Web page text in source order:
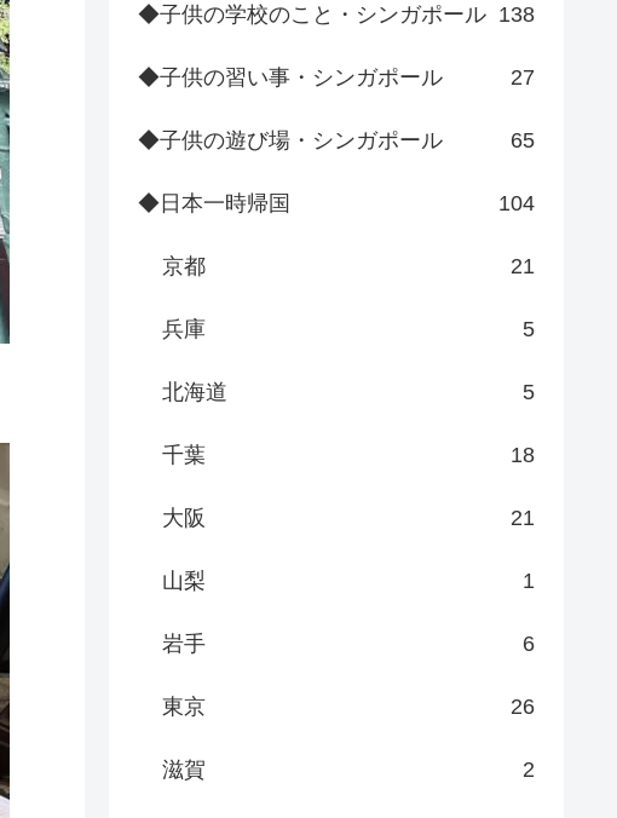
◆子供の学校のこと・シンガポール 138
◆子供の習い事・シンガポール 27
◆子供の遊び場・シンガポール 65
◆日本一時帰国 104
京都 21
兵庫 5
北海道 5
千葉 18
大阪 21
山梨 1
岩手 6
東京 26
滋賀 2